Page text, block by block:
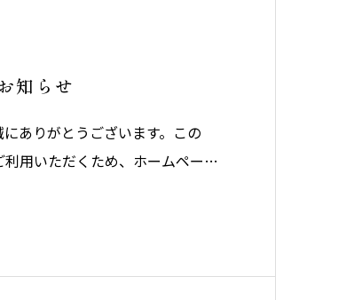
知らせ
ありがとうございます。この
用いただくため、ホームページ